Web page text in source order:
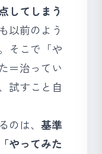
してしまう
以前のよう
そこで「や
＝治ってい
試すこと自
は、 基準
やってみた